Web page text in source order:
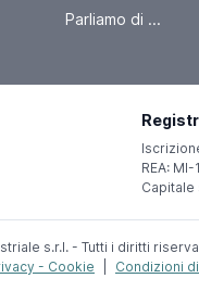
Parliamo di ...
REA: MI-
Capitale
s.r.l. - Tutti i diritti
- Cookie
Condizioni